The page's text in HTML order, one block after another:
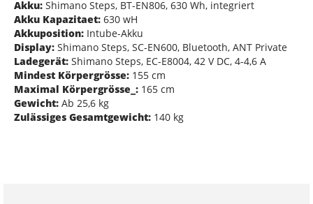
Akku: Shimano Steps, BT-EN806, 630 Wh, integriert
Akku Kapazitaet: 630 wH
Akkuposition: Intube-Akku
Display: Shimano Steps, SC-EN600, Bluetooth, ANT Private
Ladegerät: Shimano Steps, EC-E8004, 42 V DC, 4-4,6 A
Mindest Körpergrösse: 155 cm
Maximal Körpergrösse_: 165 cm
Gewicht: Ab 25,6 kg
Zulässiges Gesamtgewicht: 140 kg